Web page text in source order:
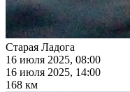
Старая Ладога
16 июля 2025, 08:00
16 июля 2025, 14:00
168 км